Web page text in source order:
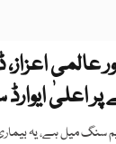
اعزاز،
اعلیٰ ایوارڈ
سنگ میل ہے، یہ